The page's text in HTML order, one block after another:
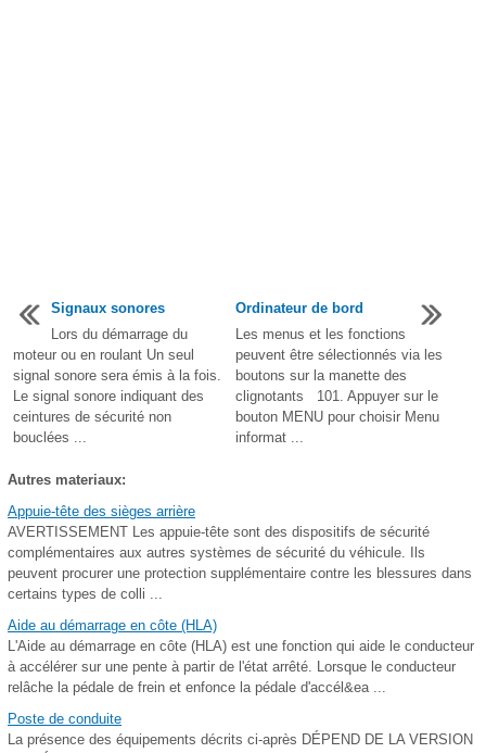
Signaux sonores
Lors du démarrage du
moteur ou en roulant Un seul
signal sonore sera émis à la fois.
Le signal sonore indiquant des
ceintures de sécurité non
bouclées ...
Ordinateur de bord
Les menus et les fonctions
peuvent être sélectionnés via les
boutons sur la manette des
clignotants 101. Appuyer sur le
bouton MENU pour choisir Menu
informat ...
Autres materiaux:
Appuie-tête des sièges arrière
AVERTISSEMENT Les appuie-tête sont des dispositifs de sécurité
complémentaires aux autres systèmes de sécurité du véhicule. Ils
peuvent procurer une protection supplémentaire contre les blessures dans
certains types de colli ...
Aide au démarrage en côte (HLA)
L'Aide au démarrage en côte (HLA) est une fonction qui aide le conducteur
à accélérer sur une pente à partir de l'état arrêté. Lorsque le conducteur
relâche la pédale de frein et enfonce la pédale d'accél&ea ...
Poste de conduite
La présence des équipements décrits ci-après DÉPEND DE LA VERSION